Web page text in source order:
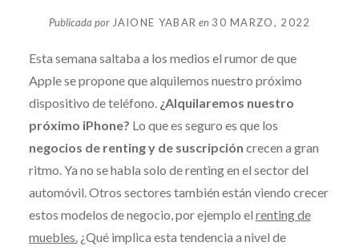
Publicada por JAIONE YABAR en 30 MARZO, 2022
Esta semana saltaba a los medios el rumor de que
Apple se propone que alquilemos nuestro próximo
dispositivo de teléfono.¿Alquilaremos nuestro
próximo iPhone? Lo que es seguro es que los
negocios de renting y de suscripción crecen a gran
ritmo. Ya no se habla solo de renting en el sector del
automóvil. Otros sectores también están viendo crecer
estos modelos de negocio, por ejemplo el renting de
muebles.¿Qué implica esta tendencia a nivel de